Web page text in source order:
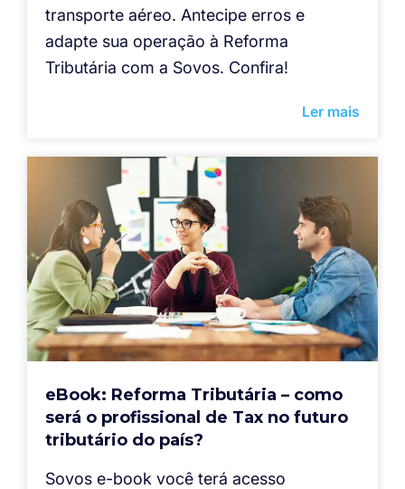
transporte aéreo. Antecipe erros e
adapte sua operação à Reforma
Tributária com a Sovos. Confira!
Ler mais
eBook: Reforma Tributária – como
será o profissional de Tax no futuro
tributário do país?
Sovos e-book você terá acesso